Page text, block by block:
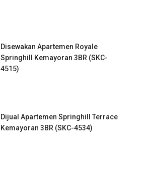
Disewakan Apartemen Royale
Springhill Kemayoran 3BR (SKC-
4515)
Dijual Apartemen Springhill Terrace
Kemayoran 3BR (SKC-4534)